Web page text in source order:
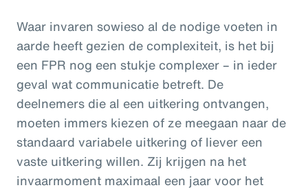
Waar invaren sowieso al de nodige voeten in
aarde heeft gezien de complexiteit, is het bij
een FPR nog een stukje complexer – in ieder
geval wat communicatie betreft. De
deelnemers die al een uitkering ontvangen,
moeten immers kiezen of ze meegaan naar de
standaard variabele uitkering of liever een
vaste uitkering willen. Zij krijgen na het
invaarmoment maximaal een jaar voor het